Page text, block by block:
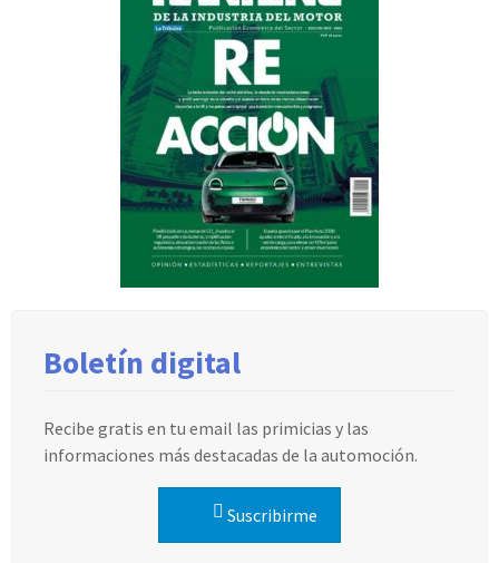
Boletín digital
Recibe gratis en tu email las primicias y las
informaciones más destacadas de la automoción.
Suscribirme